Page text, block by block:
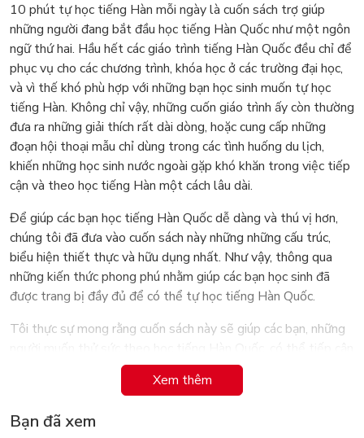
10 phút tự học tiếng Hàn mỗi ngày là cuốn sách trợ giúp
những người đang bắt đầu học tiếng Hàn Quốc như một ngôn
ngữ thứ hai. Hầu hết các giáo trình tiếng Hàn Quốc đều chỉ để
phục vụ cho các chương trình, khóa học ở các trường đại học,
và vì thế khó phù hợp với những bạn học sinh muốn tự học
tiếng Hàn. Không chỉ vậy, những cuốn giáo trình ấy còn thường
đưa ra những giải thích rất dài dòng, hoặc cung cấp những
đoạn hội thoại mẫu chỉ dùng trong các tình huống du lịch,
khiến những học sinh nước ngoài gặp khó khăn trong việc tiếp
cận và theo học tiếng Hàn một cách lâu dài.
Để giúp các bạn học tiếng Hàn Quốc dễ dàng và thú vị hơn,
chúng tôi đã đưa vào cuốn sách này những những cấu trúc,
biểu hiện thiết thực và hữu dụng nhất. Như vậy, thông qua
những kiến thức phong phú nhằm giúp các bạn học sinh đã
được trang bị đầy đủ để có thể tự học tiếng Hàn Quốc.
Tôi thực sự mong rằng cuốn sách này sẽ giúp các bạn, những
và sử dụng ngôn ngữ nhiều.
Xem thêm
Bạn đã xem